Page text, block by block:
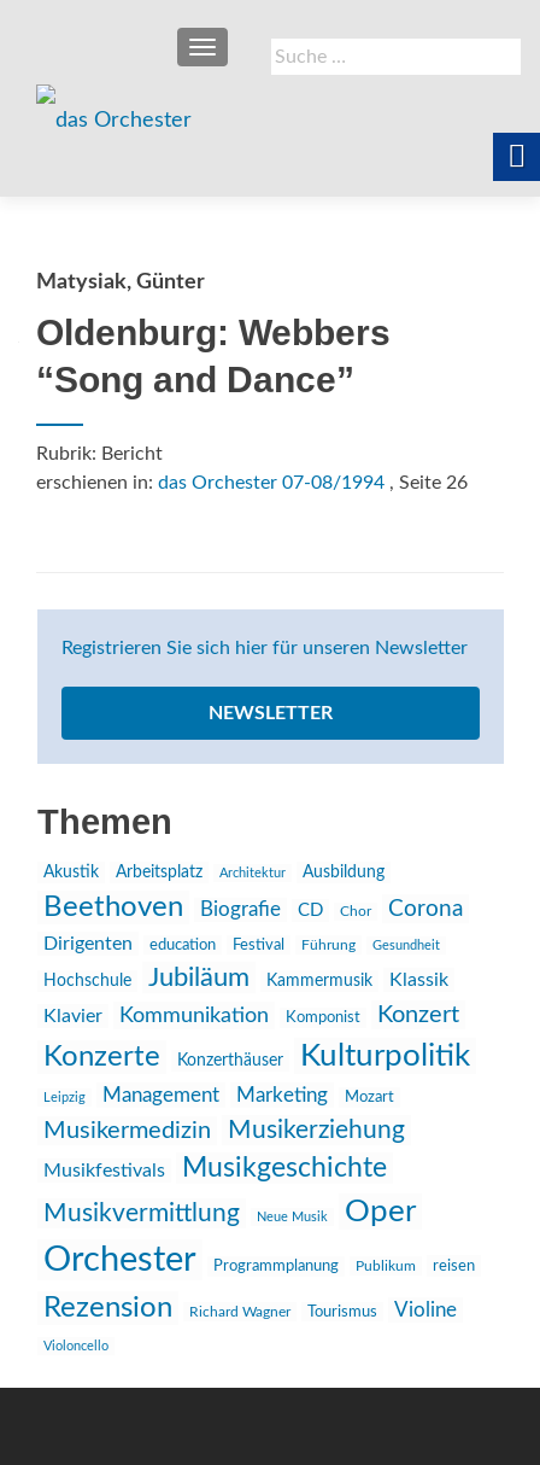
Suche
nach:
SCHALTE NAVIGATION
Matysiak, Günter
Oldenburg: Webbers
“Song and Dance”
Rubrik: Bericht
erschienen in: das Orchester 07-08/1994 , Seite 26
Registrieren Sie sich hier für unseren Newsletter
NEWSLETTER
Themen
Akustik Arbeitsplatz Architektur Ausbildung
Beethoven Biografie CD Chor Corona
Dirigenten education Festival Führung Gesundheit
Hochschule Jubiläum Kammermusik
Klassik
Klavier
Kommunikation Komponist Konzert
Konzerte Konzerthäuser Kulturpolitik
Leipzig Management Marketing Mozart
Musikermedizin Musikerziehung
Musikfestivals Musikgeschichte
Musikvermittlung Neue Musik Oper
Orchester Programmplanung Publikum reisen
Rezension Richard Wagner Tourismus Violine
Violoncello